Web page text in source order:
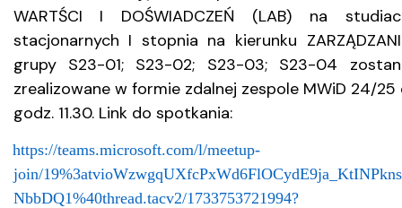
WARTŚCI I DOŚWIADCZEŃ (LAB) na
stacjonarnych I stopnia na kierunku
grupy S23-01; S23-02; S23-03; S23-04
zrealizowane w formie zdalnej zespole MWiD 24/25
godz. 11.30. Link do spotkania:
https://teams.microsoft.com/l/meetup-
join/
NbbDQ1%40thread.tacv2/1733753721994?